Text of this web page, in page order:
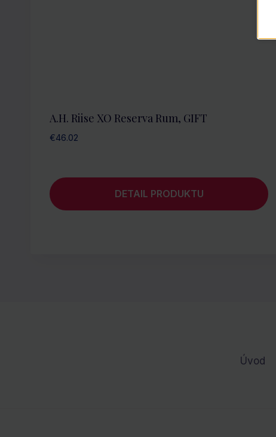
A.H. Riise XO Reserva Rum, GIFT
€46.02
DETAIL PRODUKTU
Úvod